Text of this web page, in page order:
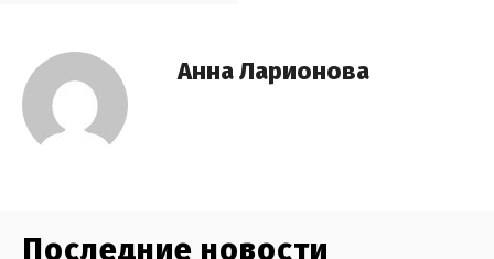
Анна Ларионова
Последние новости